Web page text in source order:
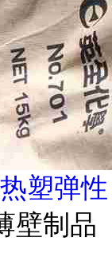
热塑弹性
壁制品